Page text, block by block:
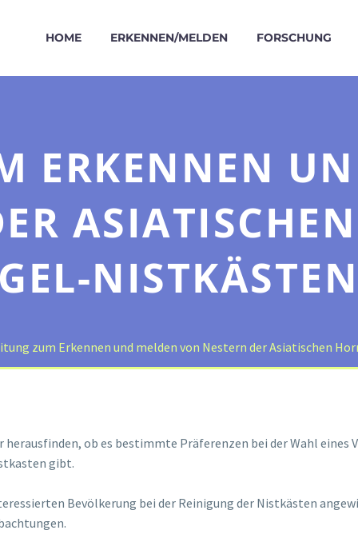
HOME ERKENNEN/MELDEN FORSCHUNG
ERKENNEN
zum Erkennen und melden von Nestern der Asiatischen
ob es bestimmte Präferenzen bei der Wahl eines
gibt.
Bevölkerung bei der Reinigung der Nistkästen